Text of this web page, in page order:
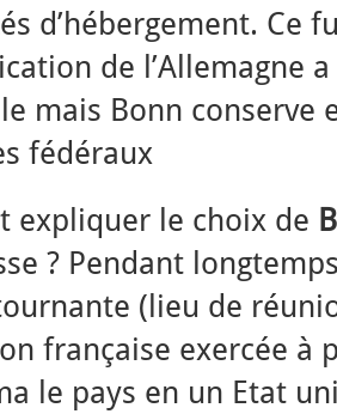
d’hébergement. Ce
de l’Allemagne
mais Bonn conserve
fédéraux
expliquer le choix de
? Pendant
(lieu de
française exercée à
le pays en un Etat